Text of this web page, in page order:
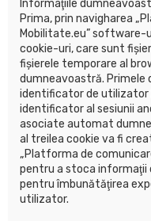
Informaţiile
Prima, prin navigharea
Mobilitate.eu” software-
cookie-uri, care sunt
fişierele temporare al
dumneavoastră. Primele
identificator de utilizator
identificator al sesiunii
asociate automat
al treilea cookie va fi
„Platforma de
pentru a stoca informaţii
pentru îmbunătăţirea
utilizator.